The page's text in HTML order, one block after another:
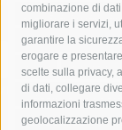
combinazione di
migliorare i servizi,
garantire la
erogare e
scelte sulla privacy,
di dati, collegare
informazioni
geolocalizzazione
costiera
fondazione
lavori
lorenzo
massimo coppola
penisola